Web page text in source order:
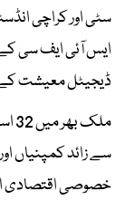
سٹی اور کراچی
ایس آئی ایف سی
ڈیجیٹل معیشت کے
خصوصی اقتصادی